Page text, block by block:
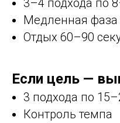
Медленная фаза
Отдых 60–90
Если цель —
3 подхода по
Контроль темпа